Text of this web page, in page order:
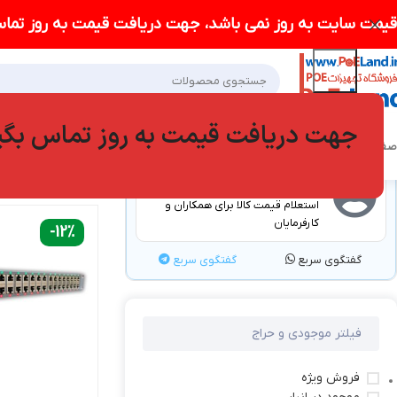
جهت دریافت قیمت به روز تماسصفحه اصلی POELAND فروشگاهدرباره ماوبلاگسوالات متداولتماس با ما
استعلام قیمت کالا برای همکاران و
کارفرمایان
گفتگوی سریع گفتگوی سریع
فیلتر موجودی و حراج
فروش ویژه
-12%
قیمت سایت به روز نمی باشد، جهت دریافت قیمت به روز